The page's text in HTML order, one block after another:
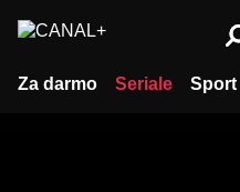
Za darmo Seriale Sport